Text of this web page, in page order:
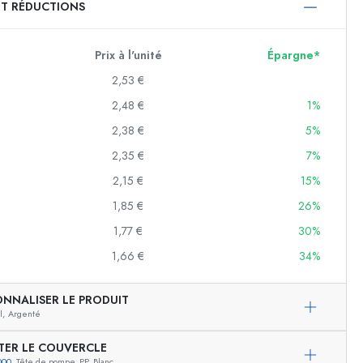
ml
ml
RÉDUCTIONS
Prix à l'unité
Épargne*
2,53 €
2,48 €
1%
2,38 €
5%
2,35 €
7%
2,15 €
15%
1,85 €
26%
1,77 €
30%
1,66 € 34%
LE PRODUIT
Argenté
LE COUVERCLE